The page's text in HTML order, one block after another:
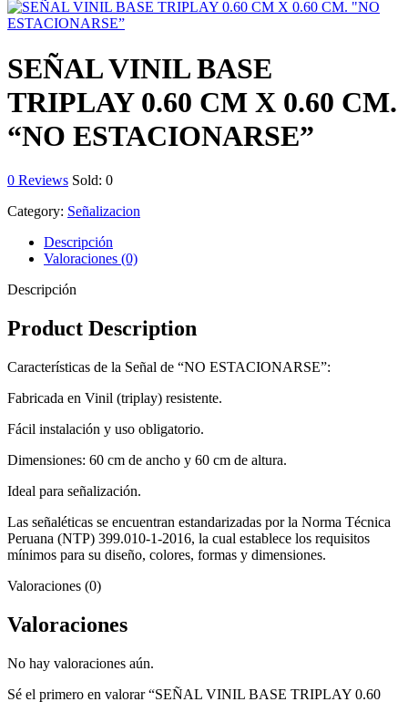
SEÑAL VINIL BASE
TRIPLAY 0.60 CM X 0.60 CM.
“NO ESTACIONARSE”
0 Reviews Sold: 0
Category: Señalizacion
Descripción
Valoraciones (0)
Descripción
Product Description
Características de la Señal de “NO ESTACIONARSE”:
Fabricada en Vinil (triplay) resistente.
Fácil instalación y uso obligatorio.
Dimensiones: 60 cm de ancho y 60 cm de altura.
Ideal para señalización.
Las señaléticas se encuentran estandarizadas por la Norma Técnica
Peruana (NTP) 399.010-1-2016, la cual establece los requisitos
mínimos para su diseño, colores, formas y dimensiones.
Valoraciones (0)
Valoraciones
No hay valoraciones aún.
Sé el primero en valorar “SEÑAL VINIL BASE TRIPLAY 0.60